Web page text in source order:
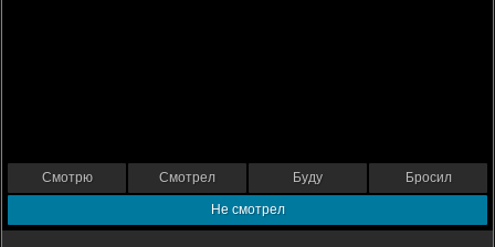
Смотрю Смотрел Буду Бросил
Не смотрел